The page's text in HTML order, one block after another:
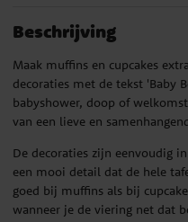
Beschrijving
Maak muffins en cupcakes
decoraties met de tekst 'Baby
babyshower, doop of
van een lieve en
De decoraties zijn eenvoudig
een mooi detail dat de hele
goed bij muffins als bij
wanneer je de viering net dat